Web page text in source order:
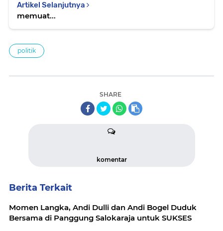
Artikel Selanjutnya
memuat...
politik
SHARE
komentar
Berita Terkait
Momen Langka, Andi Dulli dan Andi Bogel Duduk
Bersama di Panggung Salokaraja untuk SUKSES